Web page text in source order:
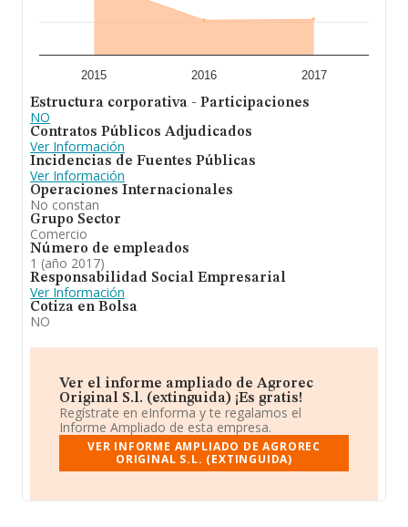
2015 2016 2017
Estructura corporativa - Participaciones
NO
Contratos Públicos Adjudicados
Ver Información
Incidencias de Fuentes Públicas
Ver Información
Operaciones Internacionales
No constan
Grupo Sector
Comercio
Número de empleados
1 (año 2017)
Responsabilidad Social Empresarial
Ver Información
Cotiza en Bolsa
NO
Ver el informe ampliado de Agrorec
Original S.l. (extinguida) ¡Es gratis!
Regístrate en eInforma y te regalamos el
Informe Ampliado de esta empresa.
VER INFORME AMPLIADO DE AGROREC
ORIGINAL S.L. (EXTINGUIDA)